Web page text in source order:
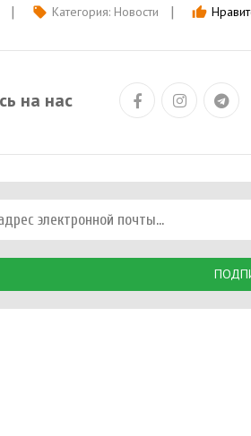
local_offer Категория: Новости thumb_up
на нас